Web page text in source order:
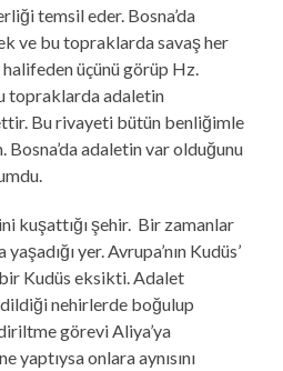
temsil eder. Bosna’da
ve bu topraklarda savaş her
üçünü görüp Hz.
topraklarda adaletin
Bu rivayeti bütün benliğimle
adaletin var olduğunu
kuşattığı şehir. Bir zamanlar
yer. Avrupa’nın Kudüs’
Kudüs eksikti. Adalet
nehirlerde boğulup
görevi Aliya’ya
yaptıysa onlara aynısını